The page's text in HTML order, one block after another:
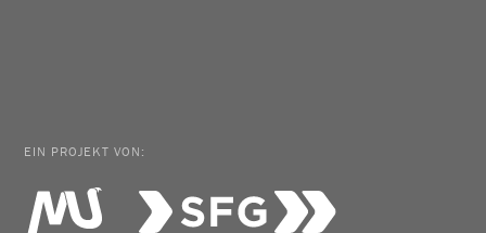
EIN PROJEKT VON: